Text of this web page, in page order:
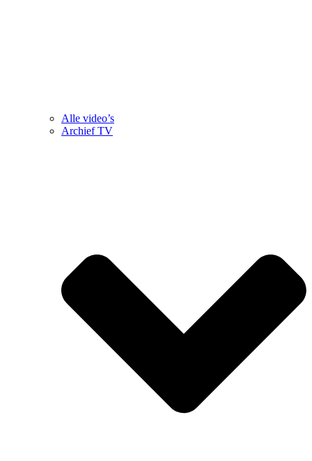
Alle video’s
Archief TV